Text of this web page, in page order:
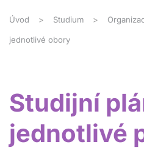
Úvod Studium
jednotlivé obory
Studijní
jednotlivé